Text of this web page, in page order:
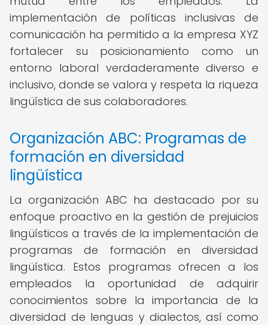
implementación de políticas inclusivas de
comunicación ha permitido a la empresa XYZ
fortalecer su posicionamiento como un
entorno laboral verdaderamente diverso e
inclusivo, donde se valora y respeta la riqueza
lingüística de sus colaboradores.
Organización ABC: Programas de
formación en diversidad
lingüística
La organización ABC ha destacado por su
enfoque proactivo en la gestión de prejuicios
lingüísticos a través de la implementación de
programas de formación en diversidad
lingüística. Estos programas ofrecen a los
empleados la oportunidad de adquirir
conocimientos sobre la importancia de la
diversidad de lenguas y dialectos, así como